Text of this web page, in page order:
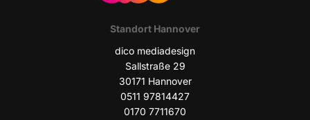
Stand­ort Hannover
dico media­de­sign
Sall­stra­ße 29
30171 Han­no­ver
0511 97814427
0170 7711670